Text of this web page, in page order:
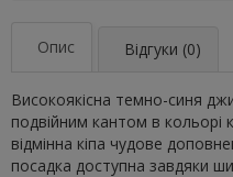
Опис Відгуки (0)
Високоякісна темно-синя
подвійним кантом в кольорі
відмінна кіпа чудове
посадка доступна завдяки